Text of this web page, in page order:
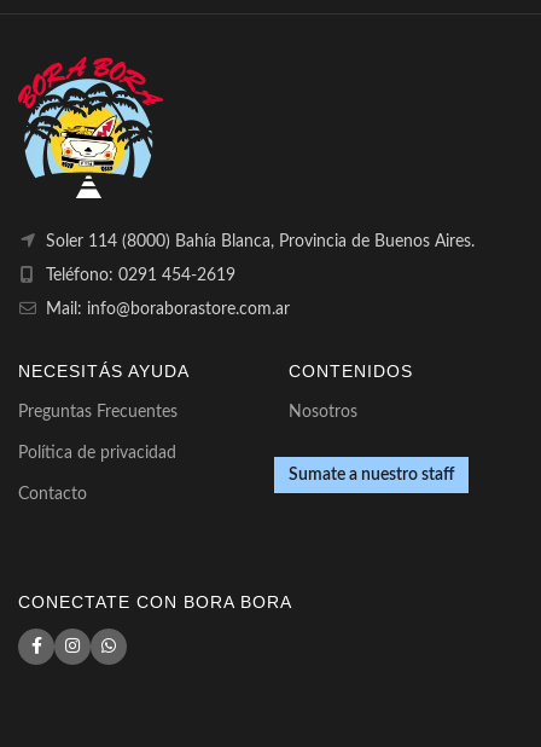
Soler 114 (8000) Bahía Blanca, Provincia de Buenos Aires.
Teléfono: 0291 454-2619
Mail: info@boraborastore.com.ar
NECESITÁS AYUDA
Preguntas Frecuentes
Política de privacidad
Contacto
CONTENIDOS
Nosotros
Sumate a nuestro staff
CONECTATE CON BORA BORA